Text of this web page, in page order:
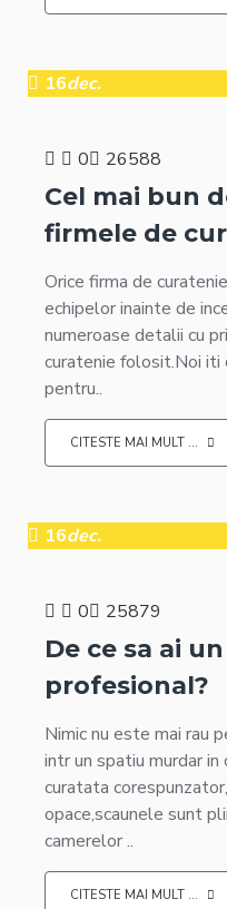
16dec.
0 26588
Cel mai bun
firmele de
Orice firma de
echipelor inainte de
numeroase detalii cu
curatenie folosit.Noi iti
pentru..
CITESTE MAI MULT ...
16dec.
0 25879
De ce sa ai
profesional?
Nimic nu este mai rau
intr un spatiu murdar
curatata
opace,scaunele sunt
camerelor ..
CITESTE MAI MULT ...